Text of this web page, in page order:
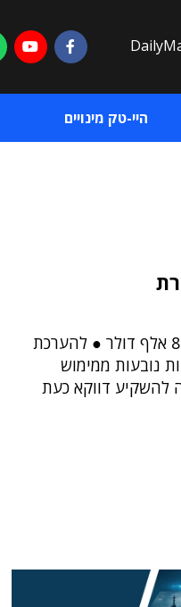
היי-טק מינויים
אתמול (ב') ירד שער הביטקוין מתחת ל-86 אלף דולר ● להערכת
נובעות ממימוש
להשקיע דווקא כעת